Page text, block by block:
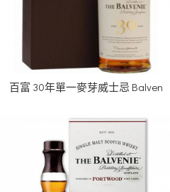
百富 30年單一麥芽威士忌 Balven